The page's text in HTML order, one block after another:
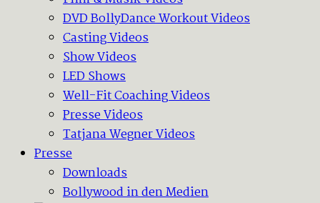
DVD BollyDance Workout Videos
Casting Videos
Show Videos
LED Shows
Well-Fit Coaching Videos
Presse Videos
Tatjana Wegner Videos
Presse
Downloads
Bollywood in den Medien